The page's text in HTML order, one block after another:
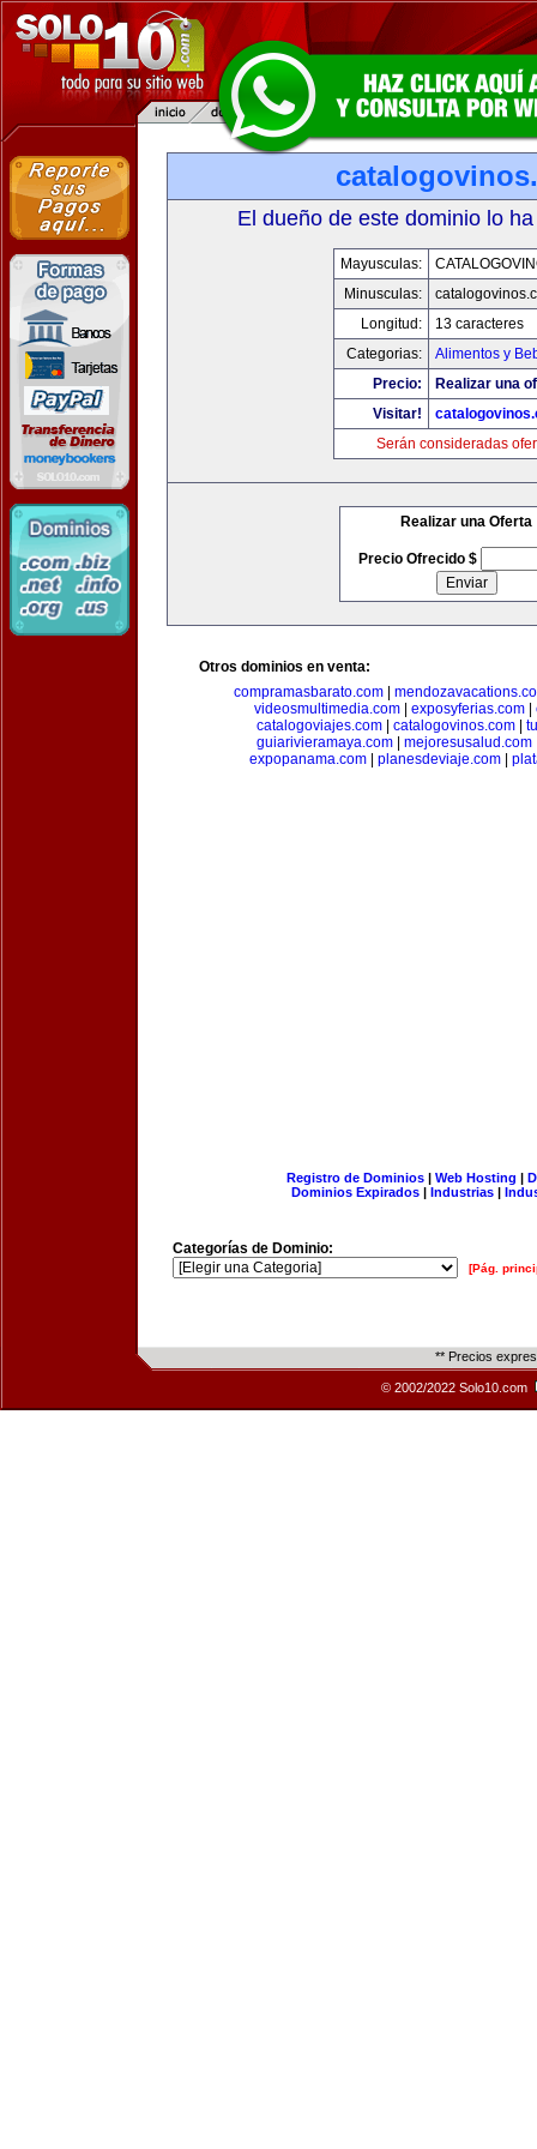
El dueño de este dominio lo
Mayusculas:
Minusculas:
Longitud:
13 caracteres
Categorias:
Alimentos y
Precio:
Realizar una
Visitar!
Serán consideradas
Realizar una Oferta
Precio Ofrecido $
Otros dominios en venta:
compramasbarato.com|
videosmultimedia.com
exposyferias.com
catalogoviajes.com| catalogovinos.com|
guiarivieramaya.com
mejoresusalud.com
expopanama.com| planesdeviaje.com|
Registro de Dominios| Web Hosting |
Dominios Expirados | Industrias |
Categorías de Dominio:
[Pág.
** Precios
© 2002/2022 Solo10.com